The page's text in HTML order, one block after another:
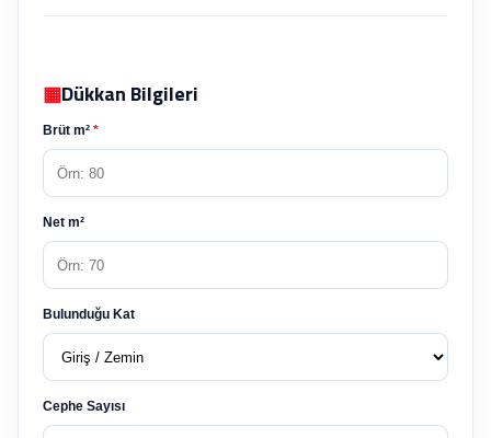
▦Dükkan Bilgileri
Brüt m² *
Net m²
Bulunduğu Kat
Cephe Sayısı